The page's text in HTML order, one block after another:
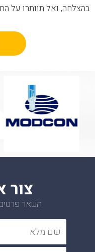
בהצלחה, ואל תוותרו על
צור
השאר פרטים